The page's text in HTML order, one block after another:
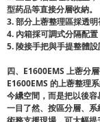
型药品等直接分層收納。
3.部分上蔤整理區採透明
4. 內箱採可調式分隔配
5.陵接手把與手提整體
四、 E1600EMS 上蔤分
E1600EMS 的上蔤整理
今纝空間，而是把以後
一目了然、按區分層、